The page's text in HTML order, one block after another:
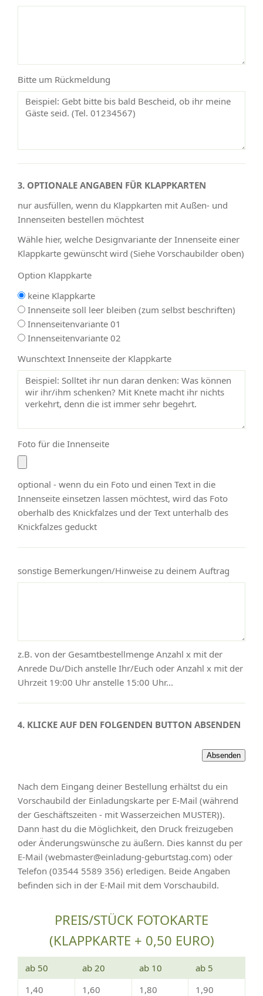
Bitte um Rückmeldung
3. OPTIONALE ANGABEN FÜR KLAPPKARTEN
nur ausfüllen, wenn du Klappkarten mit Außen- und
Innenseiten bestellen möchtest
Wähle hier, welche Designvariante der Innenseite einer
Klappkarte gewünscht wird (Siehe Vorschaubilder oben)
Option Klappkarte
keine Klappkarte
Innenseite soll leer bleiben (zum selbst beschriften)
Innenseitenvariante 01
Innenseitenvariante 02
Wunschtext Innenseite der Klappkarte
Foto für die Innenseite
optional - wenn du ein Foto und einen Text in die
Innenseite einsetzen lassen möchtest, wird das Foto
oberhalb des Knickfalzes und der Text unterhalb des
Knickfalzes geduckt
sonstige Bemerkungen/Hinweise zu deinem Auftrag
z.B. von der Gesamtbestellmenge Anzahl x mit der
Anrede Du/Dich anstelle Ihr/Euch oder Anzahl x mit der
Uhrzeit 19:00 Uhr anstelle 15:00 Uhr...
4. KLICKE AUF DEN FOLGENDEN BUTTON ABSENDEN
Nach dem Eingang deiner Bestellung erhältst du ein
Vorschaubild der Einladungskarte per E-Mail (während
der Geschäftszeiten - mit Wasserzeichen MUSTER)).
Dann hast du die Möglichkeit, den Druck freizugeben
oder Änderungswünsche zu äußern. Dies kannst du per
E-Mail (webmaster@einladung-geburtstag.com) oder
Telefon (03544 5589 356) erledigen. Beide Angaben
befinden sich in der E-Mail mit dem Vorschaubild.
PREIS/STÜCK FOTOKARTE
(KLAPPKARTE + 0,50 EURO)
ab 50 ab 20 ab 10
ab 5
1,40
1,60 1,80 1,90